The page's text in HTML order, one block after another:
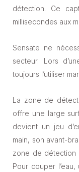
détection. Ce
millisecondes aux
Sensate ne
secteur. Lors
toujours l’utiliser
La zone de
offre une large
devient un jeu
main, son avant-
zone de détection
Pour couper